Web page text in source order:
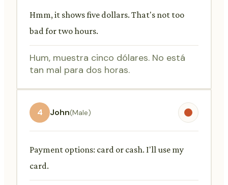
Hmm, it shows five dollars. That's not too
bad for two hours.
Hum, muestra cinco dólares. No está
tan mal para dos horas.
4 John(Male)
Payment options: card or cash. I'll use my
card.